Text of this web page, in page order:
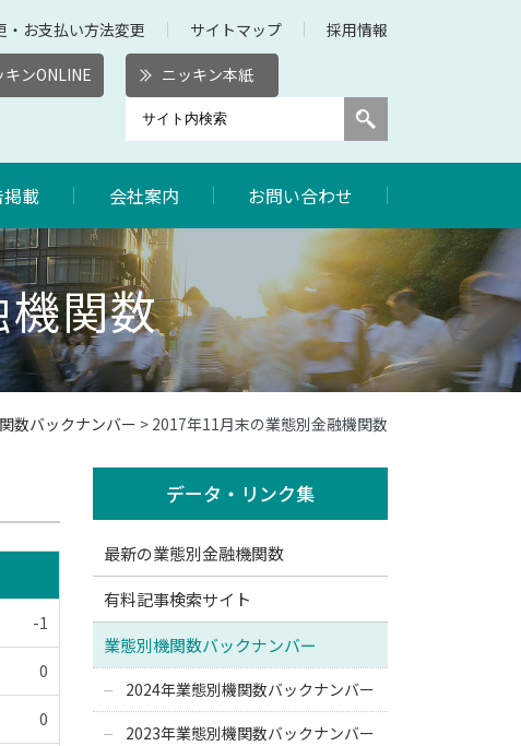
・お支払い方法変更 サイトマップ 採用情報
キンONLINE ニッキン本紙
載 会社案内 お問い合わせ
関数
数バックナンバー > 2017年11月末の業態別金融機関数
-1
0
0
データ・リンク集
最新の業態別金融機関数
有料記事検索サイト
業態別機関数バックナンバー
2024年業態別機関数バックナンバー
2023年業態別機関数バックナンバー